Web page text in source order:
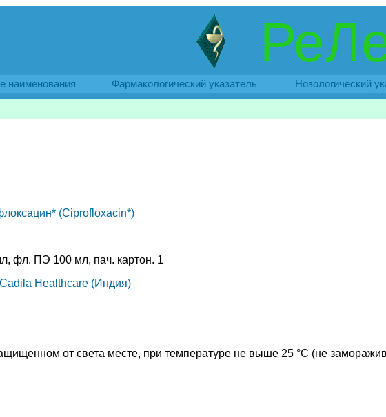
наименования Фармакологический указатель Нозологический
(Ciprofloxacin*)
фл. ПЭ 100 мл, пач. картон. 1
Cadila Healthcare (Индия)
от света месте, при температуре не выше 25 °C (не